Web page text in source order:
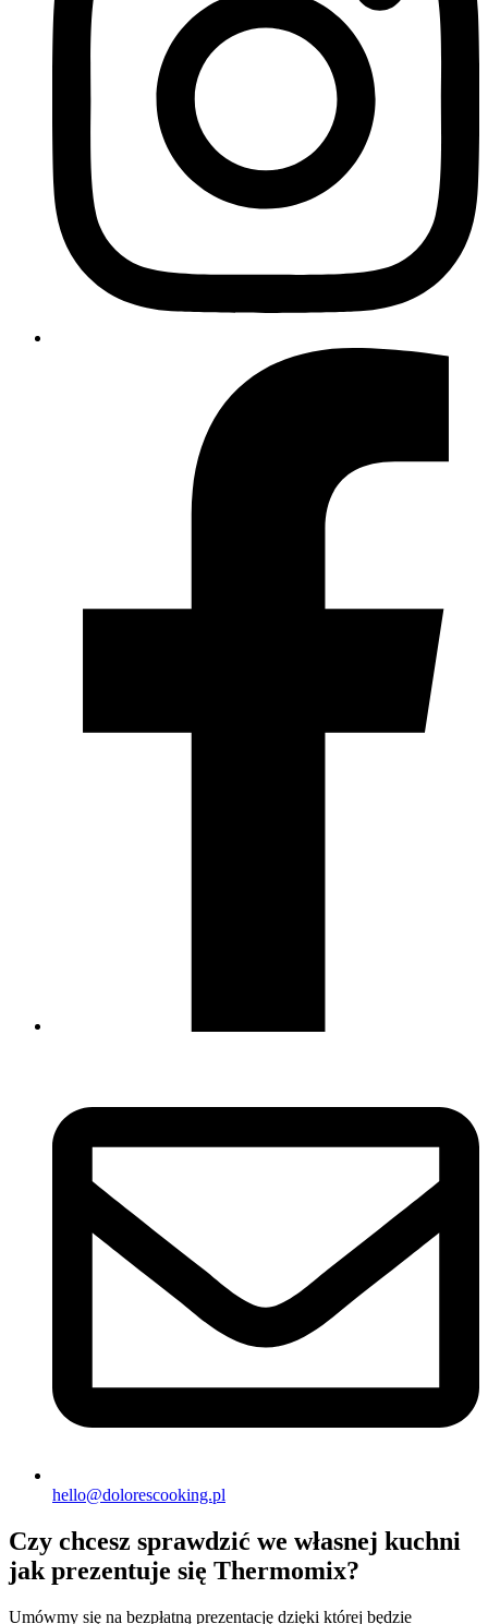
hello@dolorescooking.pl
Czy chcesz sprawdzić we własnej kuchni
jak prezentuje się Thermomix?
Umówmy się na bezpłatną prezentację dzięki której będzie